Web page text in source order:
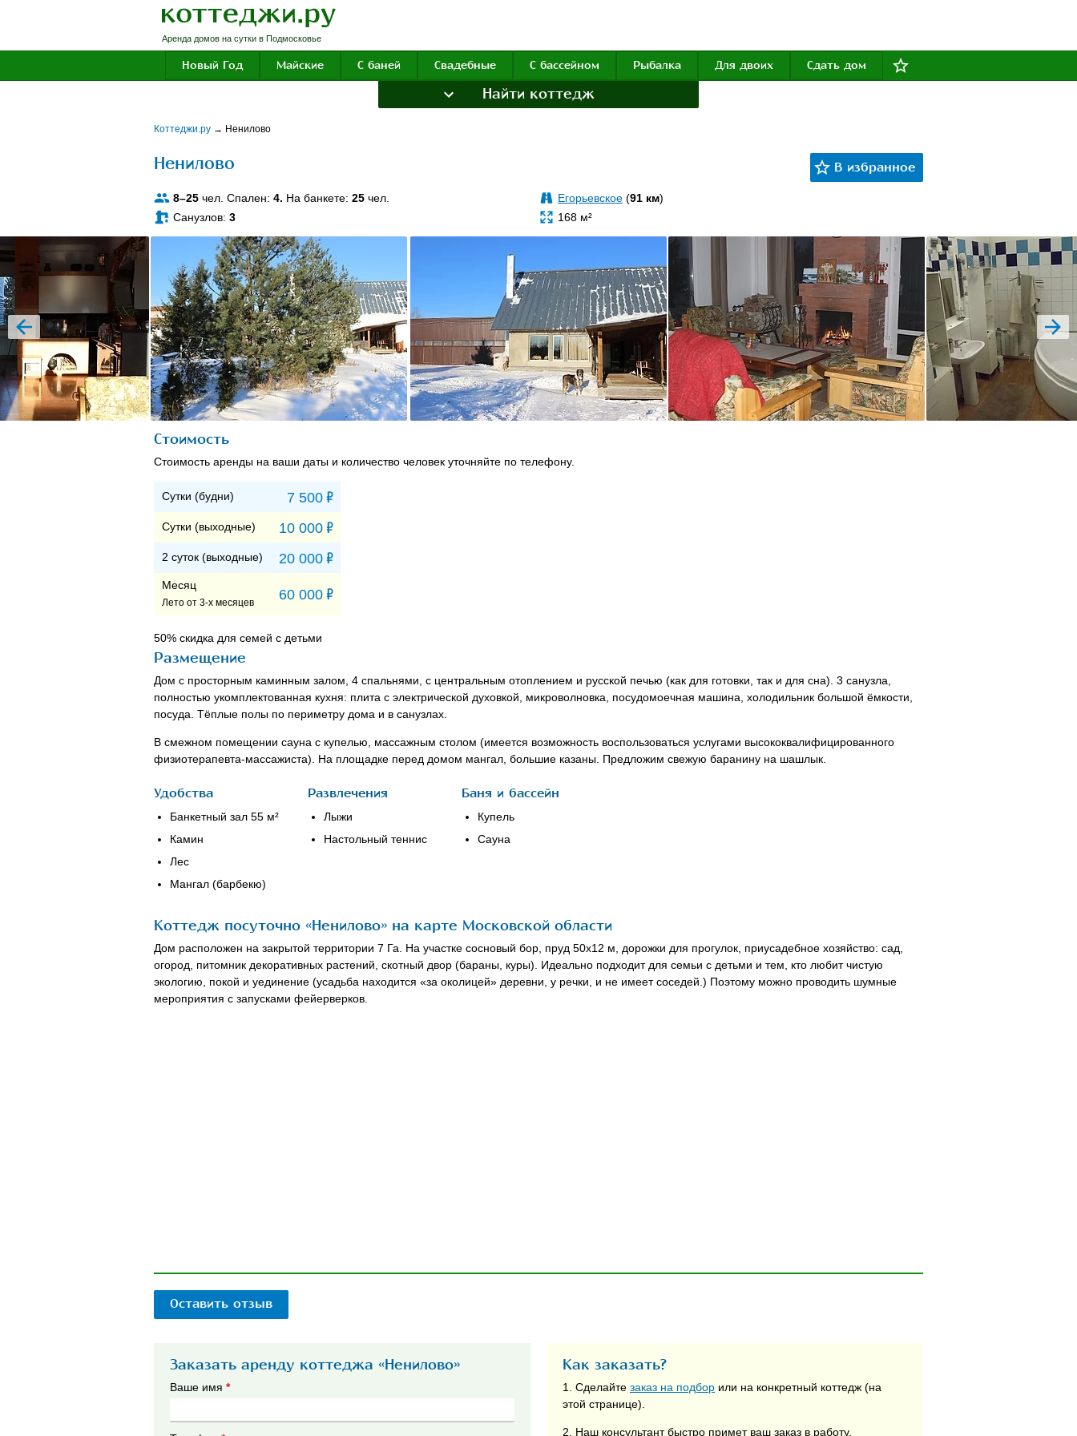
Аренда домов на сутки в Подмосковье
Новый Год Майские С баней Свадебные С бассейном Рыбалка Для двоих Сдать дом
Найти коттедж
Коттеджи.ру → Ненилово
Ненилово
8–25 чел. Спален: 4. На банкете: 25 чел. Егорьевское (91 км)
Санузлов: 3 168 м²
prev next
Стоимость
Стоимость аренды на ваши даты и количество человек уточняйте по телефону.
Сутки (будни) 7 500Р
Сутки (выходные) 10 000Р
2 суток (выходные) 20 000Р
Месяц
Лето от 3-х месяцев 60 000Р
50% скидка для семей с детьми
Размещение
Дом с просторным каминным залом, 4 спальнями, с центральным отоплением и русской печью (как для готовки, так и для сна). 3 санузла,
полностью укомплектованная кухня: плита с электрической духовкой, микроволновка, посудомоечная машина, холодильник большой ёмкости,
посуда. Тёплые полы по периметру дома и в санузлах.
В смежном помещении сауна с купелью, массажным столом (имеется возможность воспользоваться услугами высококвалифицированного
физиотерапевта-массажиста). На площадке перед домом мангал, большие казаны. Предложим свежую баранину на шашлык.
Удобства
Банкетный зал 55 м²
Камин
Лес
Мангал (барбекю)
Развлечения
Лыжи
Настольный теннис
Баня и бассейн
Купель
Сауна
Коттедж посуточно «Ненилово» на карте Московской области
Дом расположен на закрытой территории 7 Га. На участке сосновый бор, пруд 50х12 м, дорожки для прогулок, приусадебное хозяйство: сад,
огород, питомник декоративных растений, скотный двор (бараны, куры). Идеально подходит для семьи с детьми и тем, кто любит чистую
экологию, покой и уединение (усадьба находится «за околицей» деревни, у речки, и не имеет соседей.) Поэтому можно проводить шумные
мероприятия с запусками фейерверков.
Оставить отзыв
Как заказать?
1. Сделайте заказ на подбор или на конкретный коттедж (на
этой странице).
2. Наш консультант быстро примет ваш заказ в работу.
Заказать аренду коттеджа «Ненилово»
Ваше имя *